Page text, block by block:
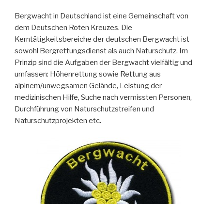
Bergwacht in Deutschland ist eine Gemeinschaft von
dem Deutschen Roten Kreuzes. Die
Kerntätigkeitsbereiche der deutschen Bergwacht ist
sowohl Bergrettungsdienst als auch Naturschutz. Im
Prinzip sind die Aufgaben der Bergwacht vielfältig und
umfassen: Höhenrettung sowie Rettung aus
alpinem/unwegsamen Gelände, Leistung der
medizinischen Hilfe, Suche nach vermissten Personen,
Durchführung von Naturschutzstreifen und
Naturschutzprojekten etc.